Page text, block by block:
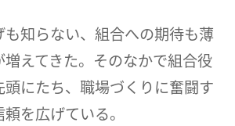
知らない、組合への期待も薄
えてきた。そのなかで組合役
頭にたち、職場づくりに奮闘す
を広げている。